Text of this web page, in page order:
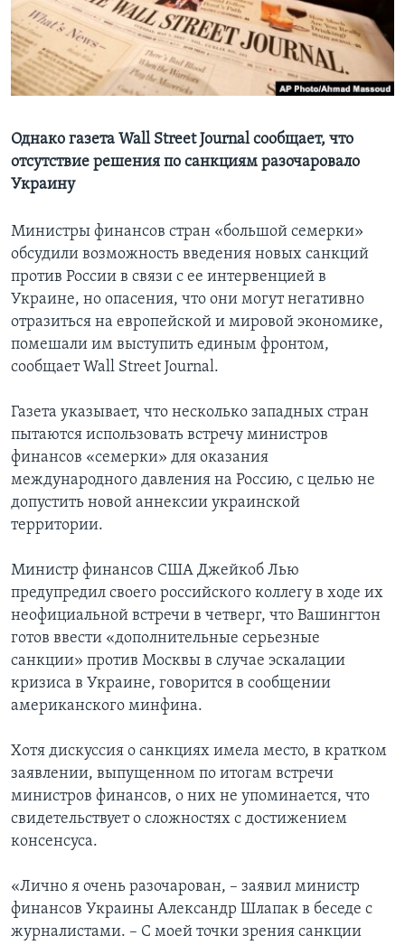
Learning English
СОЦИАЛЬНЫЕ СЕТИ
Языки
Однако газета Wall Street Journal сообщает, что
отсутствие решения по санкциям разочаровало
Украину
Министры финансов стран «большой семерки»
обсудили возможность введения новых санкций
против России в связи с ее интервенцией в
Украине, но опасения, что они могут негативно
отразиться на европейской и мировой экономике,
помешали им выступить единым фронтом,
сообщает Wall Street Journal.
Газета указывает, что несколько западных стран
пытаются использовать встречу министров
финансов «семерки» для оказания
международного давления на Россию, с целью не
допустить новой аннексии украинской
территории.
Министр финансов США Джейкоб Лью
предупредил своего российского коллегу в ходе их
неофициальной встречи в четверг, что Вашингтон
готов ввести «дополнительные серьезные
санкции» против Москвы в случае эскалации
кризиса в Украине, говорится в сообщении
американского минфина.
Хотя дискуссия о санкциях имела место, в кратком
заявлении, выпущенном по итогам встречи
министров финансов, о них не упоминается, что
свидетельствует о сложностях с достижением
консенсуса.
«Лично я очень разочарован, – заявил министр
финансов Украины Александр Шлапак в беседе с
журналистами. – С моей точки зрения санкции